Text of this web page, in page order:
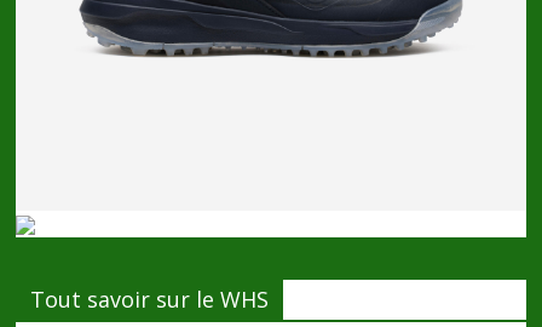
Tout savoir sur le WHS